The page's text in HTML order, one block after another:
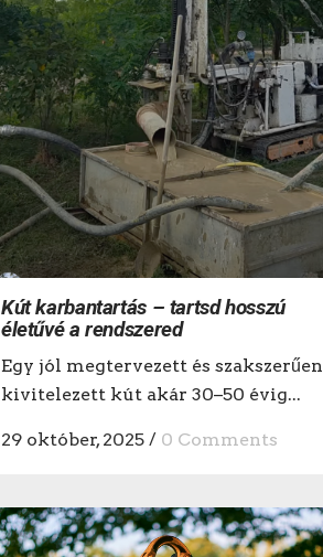
Kút karbantartás – tartsd hosszú
életűvé a rendszered
Egy jól megtervezett és szakszerűen
kivitelezett kút akár 30–50 évig...
29 október, 2025 / 0 Comments